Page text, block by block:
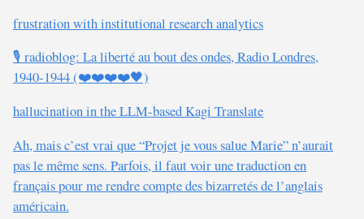
frustration with institutional research analytics
🎙️ radioblog: La liberté au bout des ondes, Radio Londres,
1940-1944 (❤️❤️❤️❤️🖤)
hallucination in the LLM-based Kagi Translate
Ah, mais c’est vrai que “Projet je vous salue Marie” n’aurait
pas le même sens. Parfois, il faut voir une traduction en
français pour me rendre compte des bizarretés de l’anglais
américain.